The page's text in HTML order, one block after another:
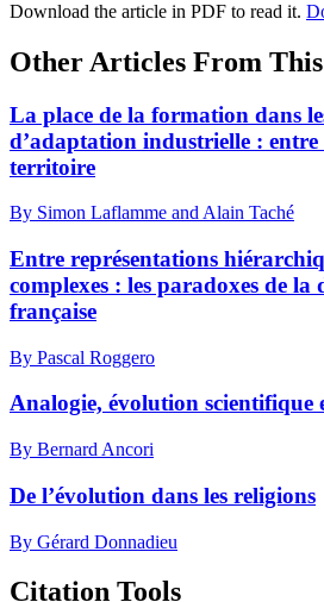
Download the article in PDF to read it.
Other Articles From
La place de la formation dans
d’adaptation industrielle :
territoire
By Simon Laflamme and Alain Taché
Entre représentations
complexes : les paradoxes de la
française
By Pascal Roggero
Analogie, évolution scientifique
By Bernard Ancori
De l’évolution dans les religions
By Gérard Donnadieu
Citation Tools